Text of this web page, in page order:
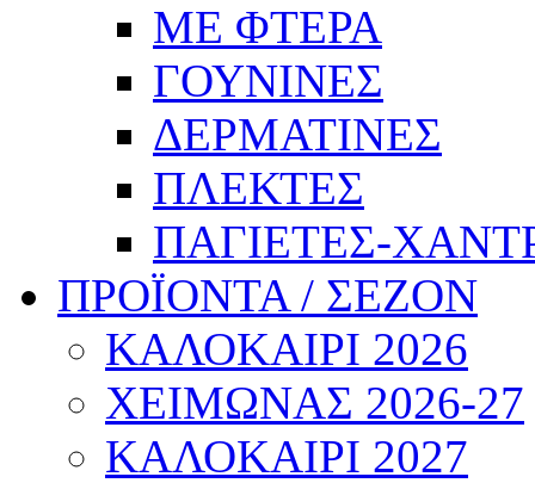
ΜΕ ΦΤΕΡΑ
ΓΟΥΝΙΝΕΣ
ΔΕΡΜΑΤΙΝΕΣ
ΠΛΕΚΤΕΣ
ΠΑΓΙΕΤΕΣ-
ΠΡΟΪΟΝΤΑ / ΣΕΖΟΝ
ΚΑΛΟΚΑΙΡΙ 2026
ΧΕΙΜΩΝΑΣ 2026-27
ΚΑΛΟΚΑΙΡΙ 2027